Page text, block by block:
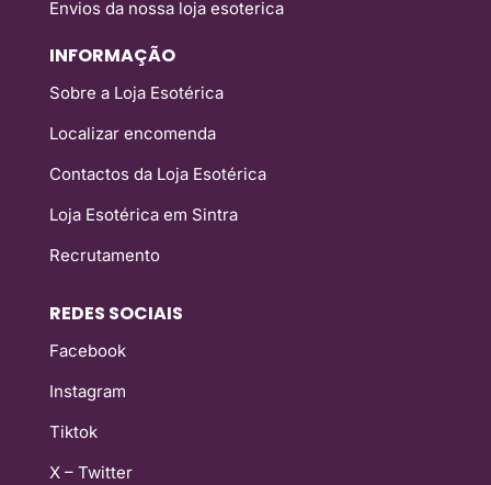
Envios da nossa loja esoterica
INFORMAÇÃO
Sobre a Loja Esotérica
Localizar encomenda
Contactos da Loja Esotérica
Loja Esotérica em Sintra
Recrutamento
REDES SOCIAIS
Facebook
Instagram
Tiktok
X – Twitter